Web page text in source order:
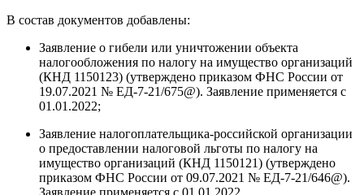
В состав документов добавлены:
Заявление о гибели или уничтожении объекта
налогообложения по налогу на имущество организаций
(КНД 1150123) (утверждено приказом ФНС России от
19.07.2021 № ЕД-7-21/675@). Заявление применяется с
01.01.2022;
Заявление налогоплательщика-российской организации
о предоставлении налоговой льготы по налогу на
имущество организаций (КНД 1150121) (утверждено
приказом ФНС России от 09.07.2021 № ЕД-7-21/646@).
Заявление применяется с 01.01.2022.